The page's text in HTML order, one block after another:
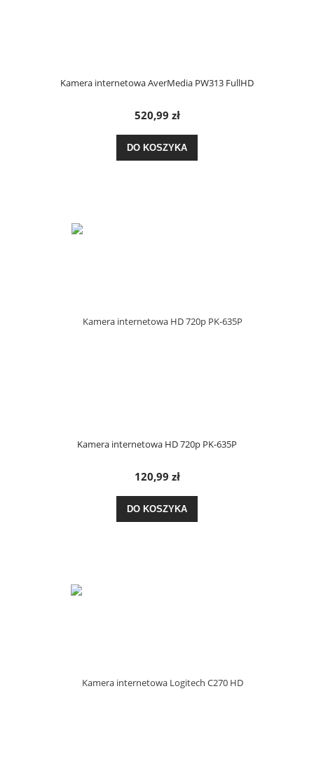
Kamera internetowa AverMedia PW313 FullHD
520,99 zł
DO KOSZYKA
Kamera internetowa HD 720p PK-635P
120,99 zł
DO KOSZYKA